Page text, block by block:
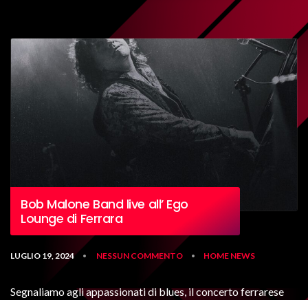
Bob Malone Band live all’ Ego
Lounge di Ferrara
LUGLIO 19, 2024 • NESSUN COMMENTO • HOME NEWS
Segnaliamo agli appassionati di blues, il concerto ferrarese